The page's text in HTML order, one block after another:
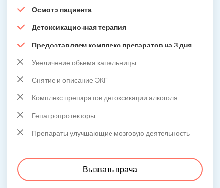
Осмотр пациента
Детоксикационная терапия
Предоставляем комплекс препаратов на 3 дня
Увеличение обьема капельницы
Снятие и описание ЭКГ
Комплекс препаратов детоксикации алкоголя
Гепатропротекторы
Препараты улучшающие мозговую деятельность
Вызвать врача